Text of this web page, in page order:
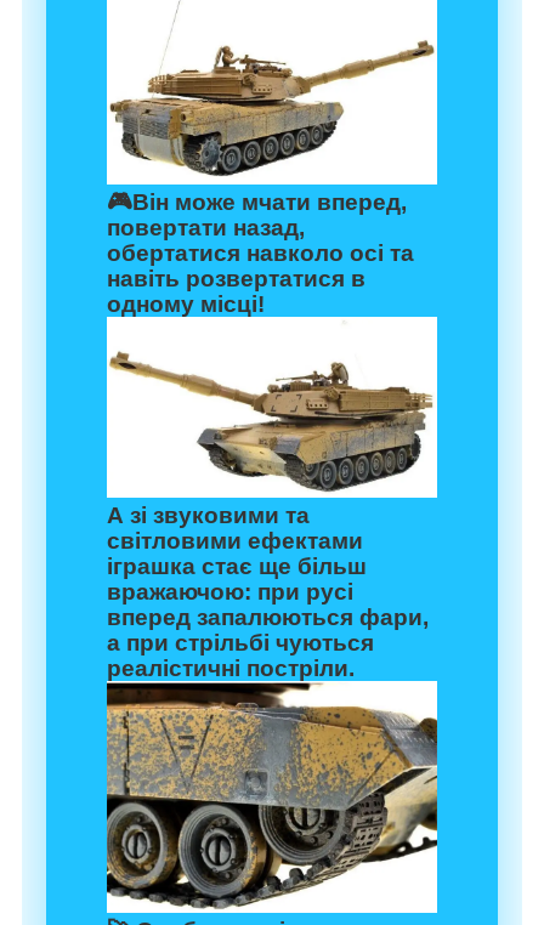
🎮Він може мчати вперед,
повертати назад,
обертатися навколо осі та
навіть розвертатися в
одному місці!
А зі звуковими та
світловими ефектами
іграшка стає ще більш
вражаючою: при русі
вперед запалюються фари,
а при стрільбі чуються
реалістичні постріли.